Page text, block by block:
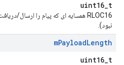
uint16_t
RLOC16 همسایه ای که پیام را ارسال/دریافت کرد (
نبود).
mPayloadLength
uint16_t